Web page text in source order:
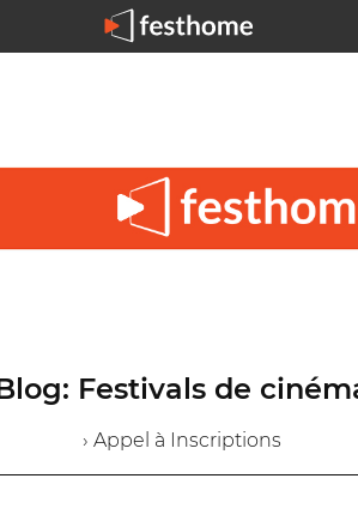
Festivals de
› Appel à Inscriptions